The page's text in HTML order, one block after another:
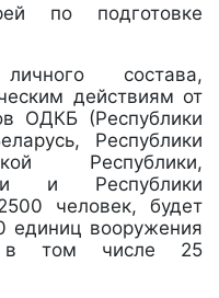
по подготовке
состава,
действиям от
ОДКБ (Республики
Республики
Республики,
и Республики
человек, будет
единиц вооружения
в том числе 25